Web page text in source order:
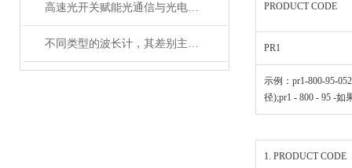
高速光开关赋能光通信与光电融合的关键技术
不同类型的波长计，其差别主要体现在以下这些地方
PRODUCT CODE
PR1
示例：pr1-800-95-
径);pr1 - 800 - 95 -如
1. PRODUCT CODE